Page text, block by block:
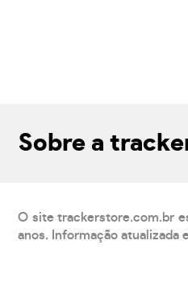
Sobre a
O site trackerstore.com.br
anos. Informação atualizada